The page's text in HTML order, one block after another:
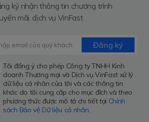
ký nhận thông tin chương trình
mãi, dịch vụ VinFast
Đăng ký
Tôi đồng ý cho phép Công ty TNHH Kinh
doanh Thương mại và Dịch vụ VinFast xử lý
dữ liệu cá nhân của tôi và các thông tin
khác do tôi cung cấp cho mục đích và theo
phương thức được mô tả chi tiết tại Chính
sách Bảo vệ Dữ liệu cá nhân